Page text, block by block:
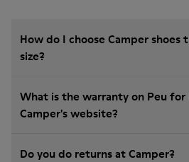
How do I choose Camper
size?
What is the warranty on Peu for
Camper's website?
Do you do returns at Camper?